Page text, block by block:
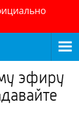
эфиру